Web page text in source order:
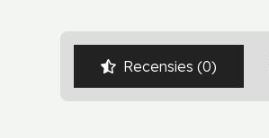
Recensies (0)